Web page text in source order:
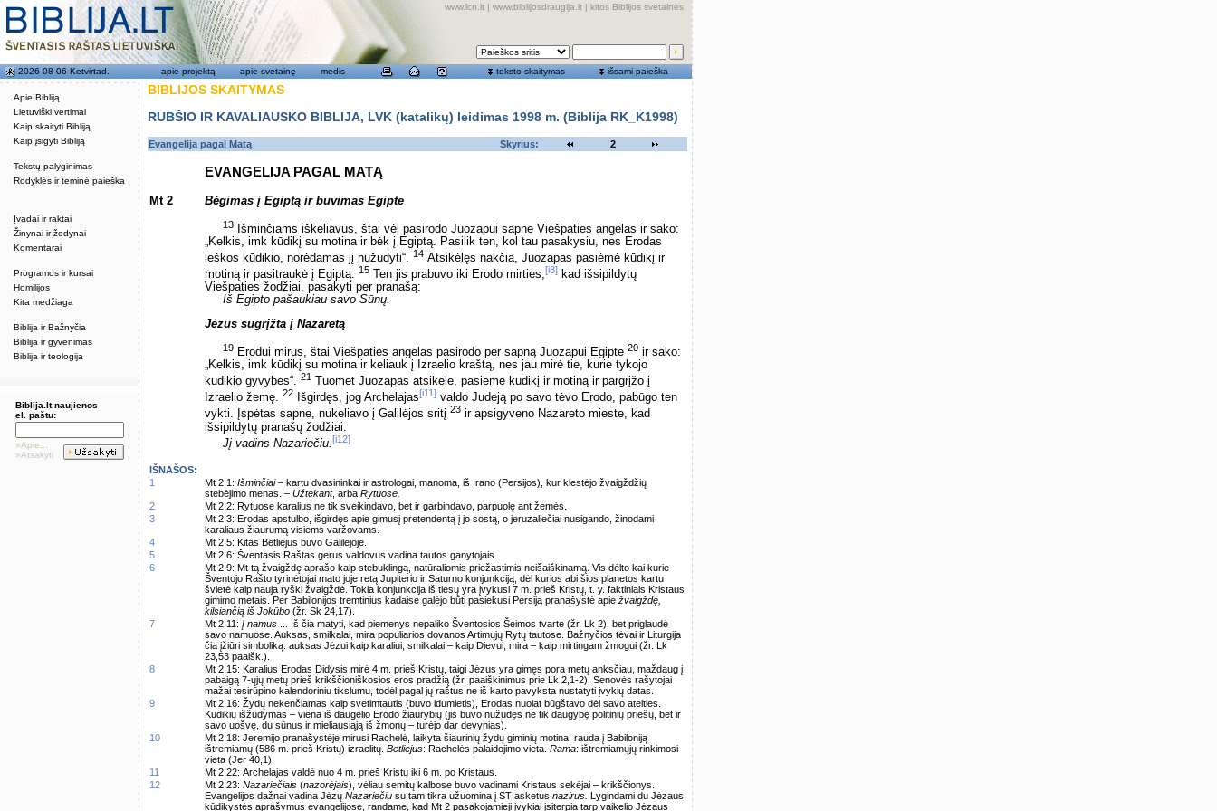
Apie Bibliją
Lietuviški vertimai
Kaip skaityti Bibliją
Kaip įsigyti Bibliją
Tekstų palyginimas
Rodyklės ir teminė paieška
Įvadai ir raktai
Žinynai ir žodynai
Komentarai
Programos ir kursai
Homilijos
Kita medžiaga
Biblija ir Bažnyčia
Biblija ir gyvenimas
Biblija ir teologija
www.lcn.lt | www.biblijosdraugija.lt | kitos Biblijos svetainės
2026 08 06 Ketvirtad. apie projektą apie svetainę medis teksto skaitymas išsami paieška
Biblija.lt naujienos
el. paštu:
»Apie...
»Atsakyti
BIBLIJOS SKAITYMAS
RUBŠIO IR KAVALIAUSKO BIBLIJA, LVK (katalikų) leidimas 1998 m. (Biblija RK_K1998)
Evangelija pagal Matą Skyrius: 2
EVANGELIJA PAGAL MATĄ
Mt 2 Bėgimas į Egiptą ir buvimas Egipte
13 Išminčiams iškeliavus, štai vėl pasirodo Juozapui sapne Viešpaties angelas ir sako:
„Kelkis, imk kūdikį su motina ir bėk į Egiptą. Pasilik ten, kol tau pasakysiu, nes Erodas
ieškos kūdikio, norėdamas jį nužudyti“. 14 Atsikėlęs nakčia, Juozapas pasiėmė kūdikį ir
motiną ir pasitraukė į Egiptą. 15 Ten jis prabuvo iki Erodo mirties,[i8] kad išsipildytų
Viešpaties žodžiai, pasakyti per pranašą:
Iš Egipto pašaukiau savo Sūnų.
Jėzus sugrįžta į Nazaretą
19 Erodui mirus, štai Viešpaties angelas pasirodo per sapną Juozapui Egipte 20 ir sako:
„Kelkis, imk kūdikį su motina ir keliauk į Izraelio kraštą, nes jau mirė tie, kurie tykojo
kūdikio gyvybės“. 21
Tuomet Juozapas atsikėlė, pasiėmė kūdikį ir motiną ir pargrįžo į
Izraelio žemę. 22 Išgirdęs, jog Archelajas[i11] valdo Judėją po savo tėvo Erodo, pabūgo ten
vykti. Įspėtas sapne, nukeliavo į Galilėjos sritį 23 ir apsigyveno Nazareto mieste, kad
išsipildytų pranašų žodžiai:
Jį vadins Nazariečiu. [i12]
IŠNAŠOS:
1
Mt 2,1: Išminčiai– kartu dvasininkai ir astrologai, manoma, iš Irano (Persijos), kur klestėjo žvaigždžių
stebėjimo menas. – Užtekant, arba Rytuose.
2
Mt 2,2: Rytuose karalius ne tik sveikindavo, bet ir garbindavo, parpuolę ant žemės.
3
Mt 2,3: Erodas apstulbo, išgirdęs apie gimusį pretendentą į jo sostą, o jeruzaliečiai nusigando, žinodami
karaliaus žiaurumą visiems varžovams.
4
Mt 2,5: Kitas Betliejus buvo Galilėjoje.
5
Mt 2,6: Šventasis Raštas gerus valdovus vadina tautos ganytojais.
6
Mt 2,9: Mt tą žvaigždę aprašo kaip stebuklingą, natūraliomis priežastimis neišaiškinamą. Vis dėlto kai kurie
Šventojo Rašto tyrinėtojai mato joje retą Jupiterio ir Saturno konjunkciją, dėl kurios abi šios planetos kartu
švietė kaip nauja ryški žvaigždė. Tokia konjunkcija iš tiesų yra įvykusi 7 m. prieš Kristų, t. y. faktiniais Kristaus
gimimo metais. Per Babilonijos tremtinius kadaise galėjo būti pasiekusi Persiją pranašystė apie žvaigždę,
kilsiančią iš Jokūbo (žr. Sk 24,17).
7
Mt 2,11: Į namus ... Iš čia matyti, kad piemenys nepaliko Šventosios Šeimos tvarte (žr. Lk 2), bet priglaudė
savo namuose. Auksas, smilkalai, mira populiarios dovanos Artimųjų Rytų tautose. Bažnyčios tėvai ir Liturgija
čia įžiūri simboliką: auksas Jėzui kaip karaliui, smilkalai – kaip Dievui, mira – kaip mirtingam žmogui (žr. Lk
23,53 paaišk.).
8
Mt 2,15: Karalius Erodas Didysis mirė 4 m. prieš Kristų, taigi Jėzus yra gimęs pora metų anksčiau, maždaug į
pabaigą 7-ųjų metų prieš krikščioniškosios eros pradžią (žr. paaiškinimus prie Lk 2,1-2). Senovės rašytojai
mažai tesirūpino kalendoriniu tikslumu, todėl pagal jų raštus ne iš karto pavyksta nustatyti įvykių datas.
9
Mt 2,16: Žydų nekenčiamas kaip svetimtautis (buvo idumietis), Erodas nuolat būgštavo dėl savo ateities.
Kūdikių išžudymas – viena iš daugelio Erodo žiaurybių (jis buvo nužudęs ne tik daugybę politinių priešų, bet ir
savo uošvę, du sūnus ir mieliausiąją iš žmonų – turėjo dar devynias).
10
Mt 2,18: Jeremijo pranašystėje mirusi Rachelė, laikyta šiaurinių žydų giminių motina, rauda į Babiloniją
ištremiamų (586 m. prieš Kristų) izraelitų. Betliejus: Rachelės palaidojimo vieta. Rama: ištremiamųjų rinkimosi
vieta (Jer 40,1).
11
Mt 2,22: Archelajas valdė nuo 4 m. prieš Kristų iki 6 m. po Kristaus.
12
Mt 2,23: Nazariečiais (nazorėjais), vėliau semitų kalbose buvo vadinami Kristaus sekėjai – krikščionys.
Evangelijos dažnai vadina Jėzų Nazariečiu su tam tikra užuomina į ST asketus nazirus. Lygindami du Jėzaus
kūdikystės aprašymus evangelijose, randame, kad Mt 2 pasakojamieji įvykiai įsiterpia tarp vaikelio Jėzaus